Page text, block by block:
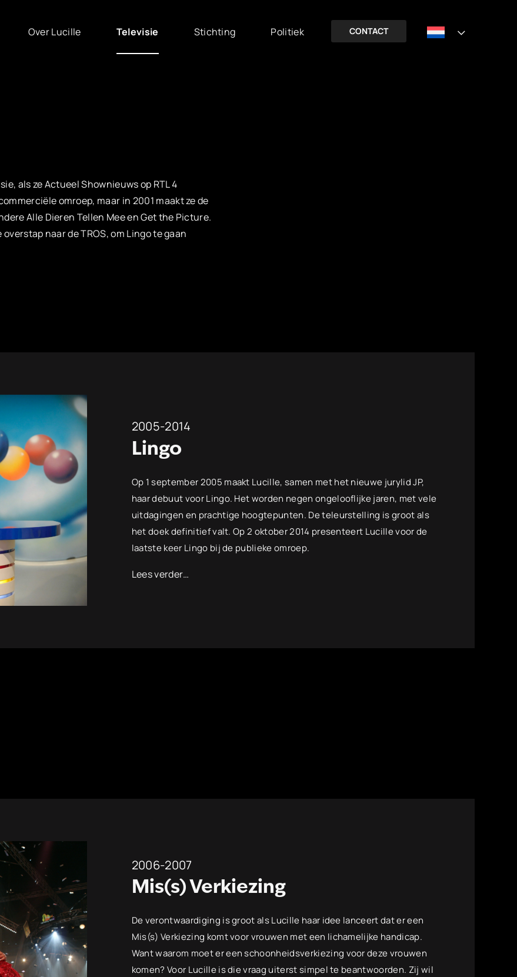
Over Lucille Televisie Stichting Politiek CONTACT
als ze Actueel Shownieuws op RTL 4
omroep, maar in 2001 maakt ze de
Alle Dieren Tellen Mee en Get the Picture.
naar de TROS, om Lingo te gaan
2005-2014
Lingo
Op 1 september 2005 maakt Lucille, samen met het nieuwe jurylid JP,
haar debuut voor Lingo. Het worden negen ongelooflijke jaren, met vele
uitdagingen en prachtige hoogtepunten. De teleurstelling is groot als
het doek definitief valt. Op 2 oktober 2014 presenteert Lucille voor de
laatste keer Lingo bij de publieke omroep.
Lees verder…
2006-2007
Mis(s) Verkiezing
De verontwaardiging is groot als Lucille haar idee lanceert dat er een
Mis(s) Verkiezing komt voor vrouwen met een lichamelijke handicap.
Want waarom moet er een schoonheidsverkiezing voor deze vrouwen
komen? Voor Lucille is die vraag uiterst simpel te beantwoorden. Zij wil